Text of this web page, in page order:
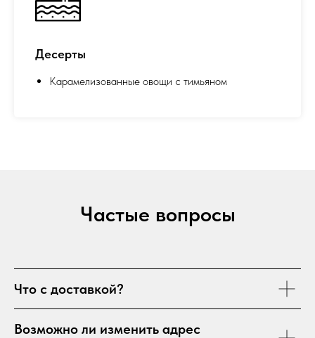
Десерты
Карамелизованные овощи с тимьяном
Частые вопросы
Что с доставкой?
Возможно ли изменить адрес